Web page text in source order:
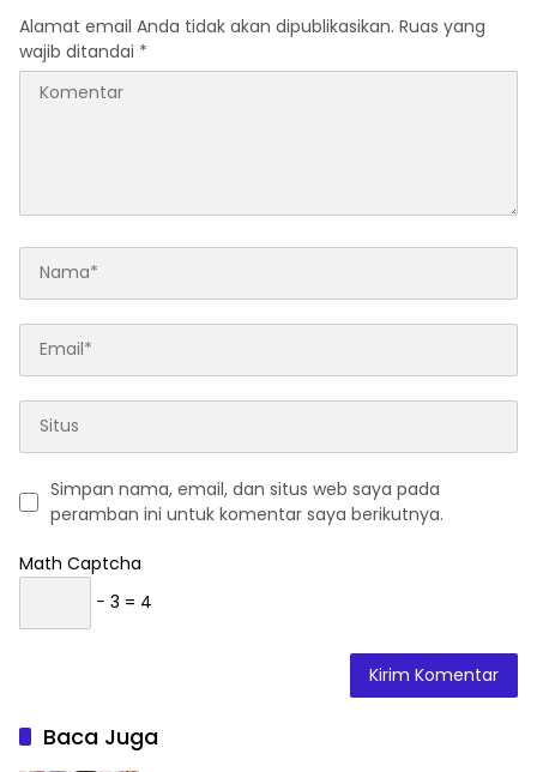
Alamat email Anda tidak akan dipublikasikan. Ruas yang
wajib ditandai *
Simpan nama, email, dan situs web saya pada
peramban ini untuk komentar saya berikutnya.
Math Captcha
− 3 = 4
Baca Juga